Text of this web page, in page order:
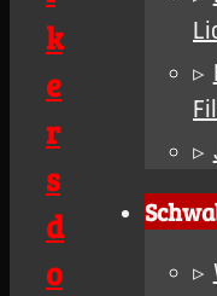
k
e
r
s
d
o